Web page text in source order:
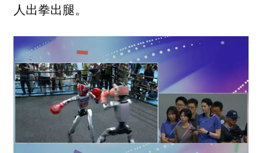
人出拳出腿。